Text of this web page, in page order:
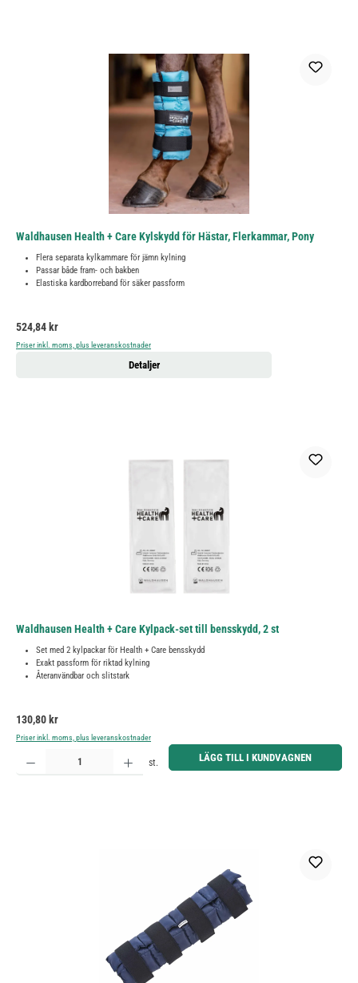
Waldhausen Health + Care Kylskydd för Hästar, Flerkammar, Pony
Flera separata kylkammare för jämn kylning
Passar både fram- och bakben
Elastiska kardborreband för säker passform
Ordinarie pris:
524,84 kr
Priser inkl. moms, plus leveranskostnader
Detaljer
Waldhausen Health + Care Kylpack-set till bensskydd, 2 st
Set med 2 kylpackar för Health + Care bensskydd
Exakt passform för riktad kylning
Återanvändbar och slitstark
Ordinarie pris:
130,80 kr
Priser inkl. moms, plus leveranskostnader
Produktkvantitet: Ange önskat belopp eller använd knapparna för att öka eller minska kvantiteten.
st. LÄGG TILL I KUNDVAGNEN